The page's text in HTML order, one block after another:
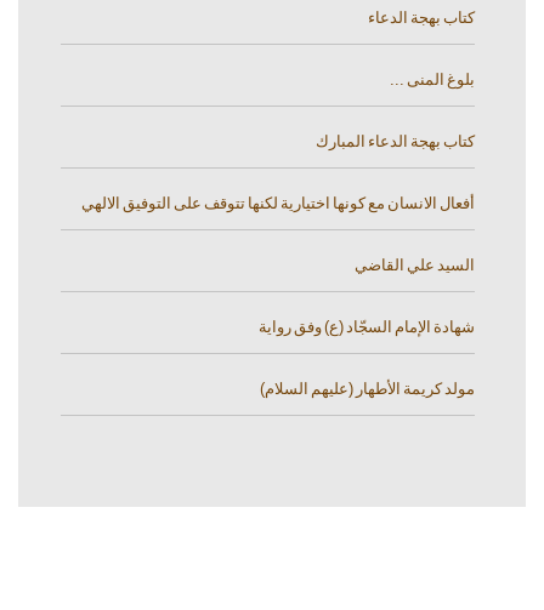
كتاب بهجة الدعاء
بلوغ المنى ...
كتاب بهجة الدعاء المبارك
أفعال الانسان مع كونها اختيارية لكنها تتوقف على التوفيق الالهي
السيد علي القاضي
شهادة الإمام السجّاد (ع) وفق رواية
مولد كريمة الأطهار (عليهم السلام)